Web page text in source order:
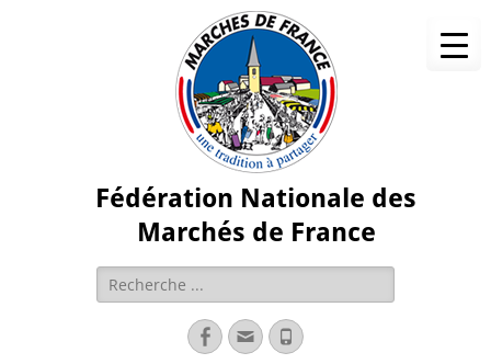
Fédération Nationale des
Marchés de France